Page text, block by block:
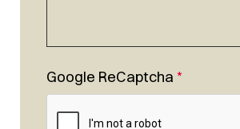
Google ReCaptcha *